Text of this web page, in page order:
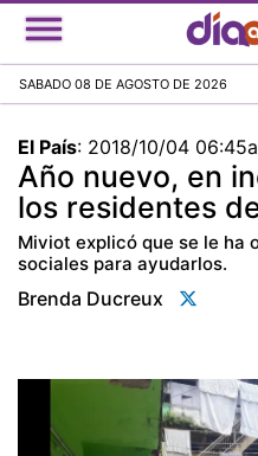
SABADO 08 DE AGOSTO DE 2026
El País: 2018/10/04
Año nuevo, en
los residentes
Miviot explicó que se le ha
sociales para ayudarlos.
Brenda Ducreux